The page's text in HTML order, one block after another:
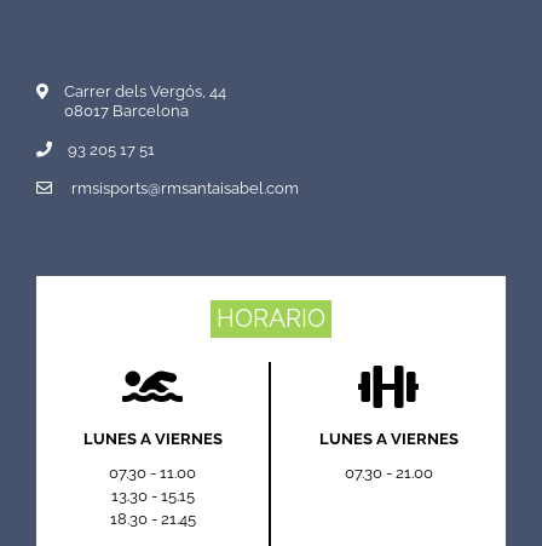
Carrer dels Vergós, 44
08017 Barcelona
93 205 17 51
rmsisports@rmsantaisabel.com
HORARIO
LUNES A VIERNES
07.30 - 11.00
13.30 - 15.15
18.30 - 21.45
LUNES A VIERNES
07.30 - 21.00